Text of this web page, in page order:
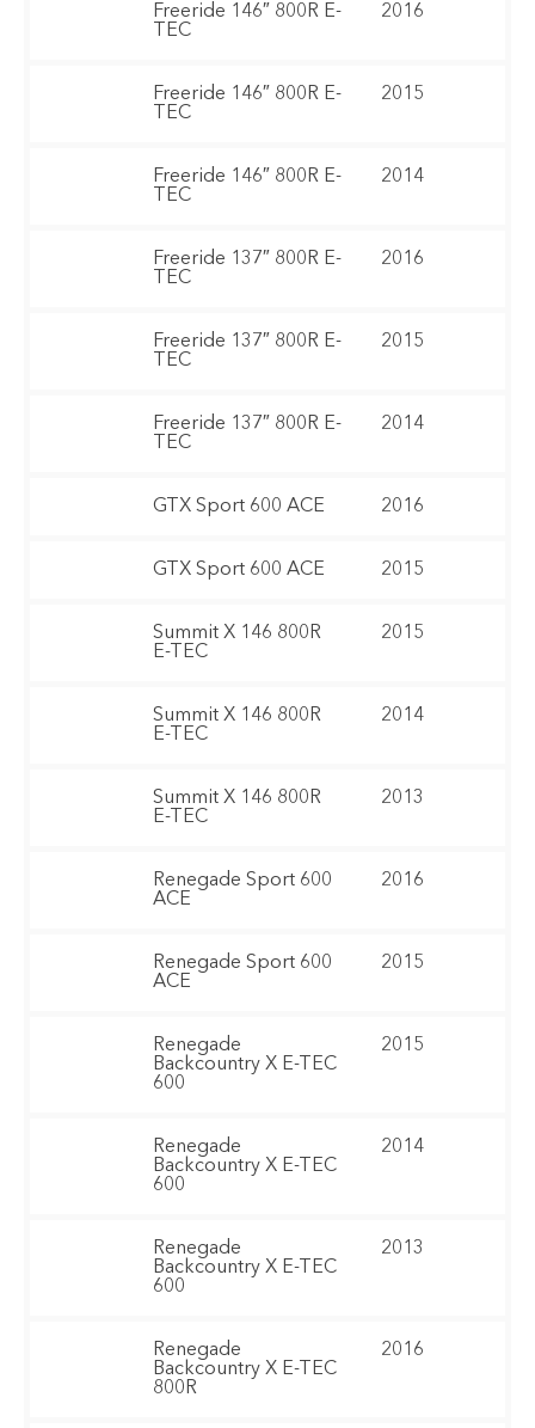
Freeride 146″ 800R E-
TEC
2016
Freeride 146″ 800R E-
TEC
2015
Freeride 146″ 800R E-
TEC
2014
Freeride 137″ 800R E-
TEC
2016
Freeride 137″ 800R E-
TEC
2015
Freeride 137″ 800R E-
TEC
2014
GTX Sport 600 ACE 2016
GTX Sport 600 ACE 2015
Summit X 146 800R
E-TEC
2015
Summit X 146 800R
E-TEC
2014
Summit X 146 800R
E-TEC
2013
Renegade Sport 600
ACE
2016
Renegade Sport 600
ACE
2015
Renegade
Backcountry X E-TEC
600
2015
Renegade
Backcountry X E-TEC
600
2014
Renegade
Backcountry X E-TEC
600
2013
Renegade
Backcountry X E-TEC
800R
2016